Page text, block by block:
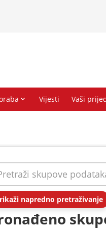
napredno pretraživanje